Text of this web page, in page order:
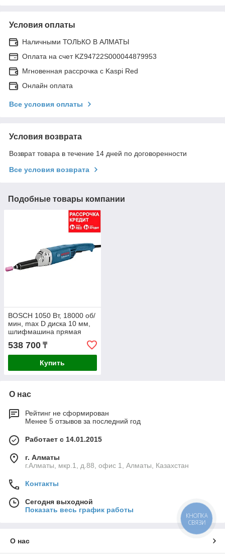
Условия оплаты
Наличными ТОЛЬКО В АЛМАТЫ
Оплата на счет KZ94722S000044879953
Мгновенная рассрочка с Kaspi Red
Онлайн оплата
Все условия оплаты
Условия возврата
Возврат товара в течение 14 дней по договоренности
Все условия возврата
Подобные товары компании
BOSCH 1050 Bт, 18000 об/
мин, max D диска 10 мм,
шлифмашина прямая
GGS 18 H (0 601 209 200)
538 700 ₸
Купить
О нас
Рейтинг не сформирован
Менее 5 отзывов за последний год
Работает с 14.01.2015
г. Алматы
г.Алматы, мкр.1, д.88, офис 1, Алматы, Казахстан
Контакты
Сегодня выходной
Показать весь график работы
О нас
КНОПКА
СВЯЗИ